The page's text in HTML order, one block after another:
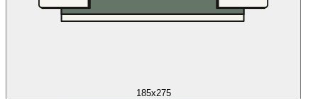
185x275